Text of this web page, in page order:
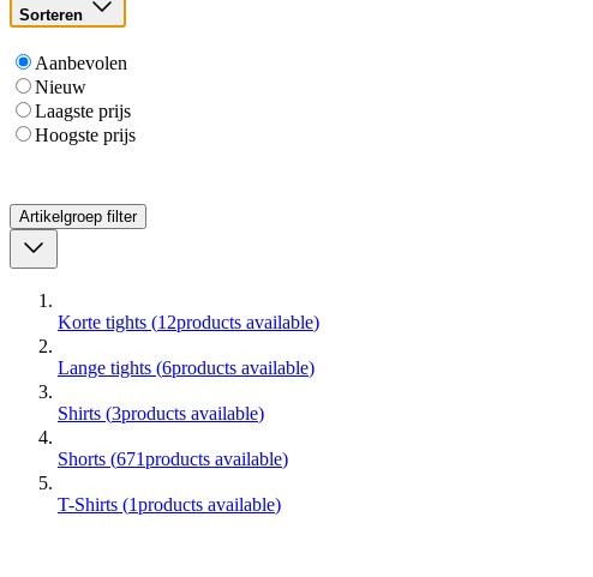
Sorteren
Aanbevolen
Nieuw
Laagste prijs
Hoogste prijs
Artikelgroep filter
Korte tights (12products available)
Lange tights (6products available)
Shirts (3products available)
Shorts (671products available)
T-Shirts (1products available)